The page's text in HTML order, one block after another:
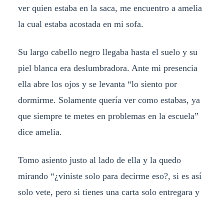
ver quien estaba en la saca, me encuentro a amelia
la cual estaba acostada en mi sofa.
Su largo cabello negro llegaba hasta el suelo y su
piel blanca era deslumbradora. Ante mi presencia
ella abre los ojos y se levanta “lo siento por
dormirme. Solamente quería ver como estabas, ya
que siempre te metes en problemas en la escuela”
dice amelia.
Tomo asiento justo al lado de ella y la quedo
mirando “¿viniste solo para decirme eso?, si es así
solo vete, pero si tienes una carta solo entregara y